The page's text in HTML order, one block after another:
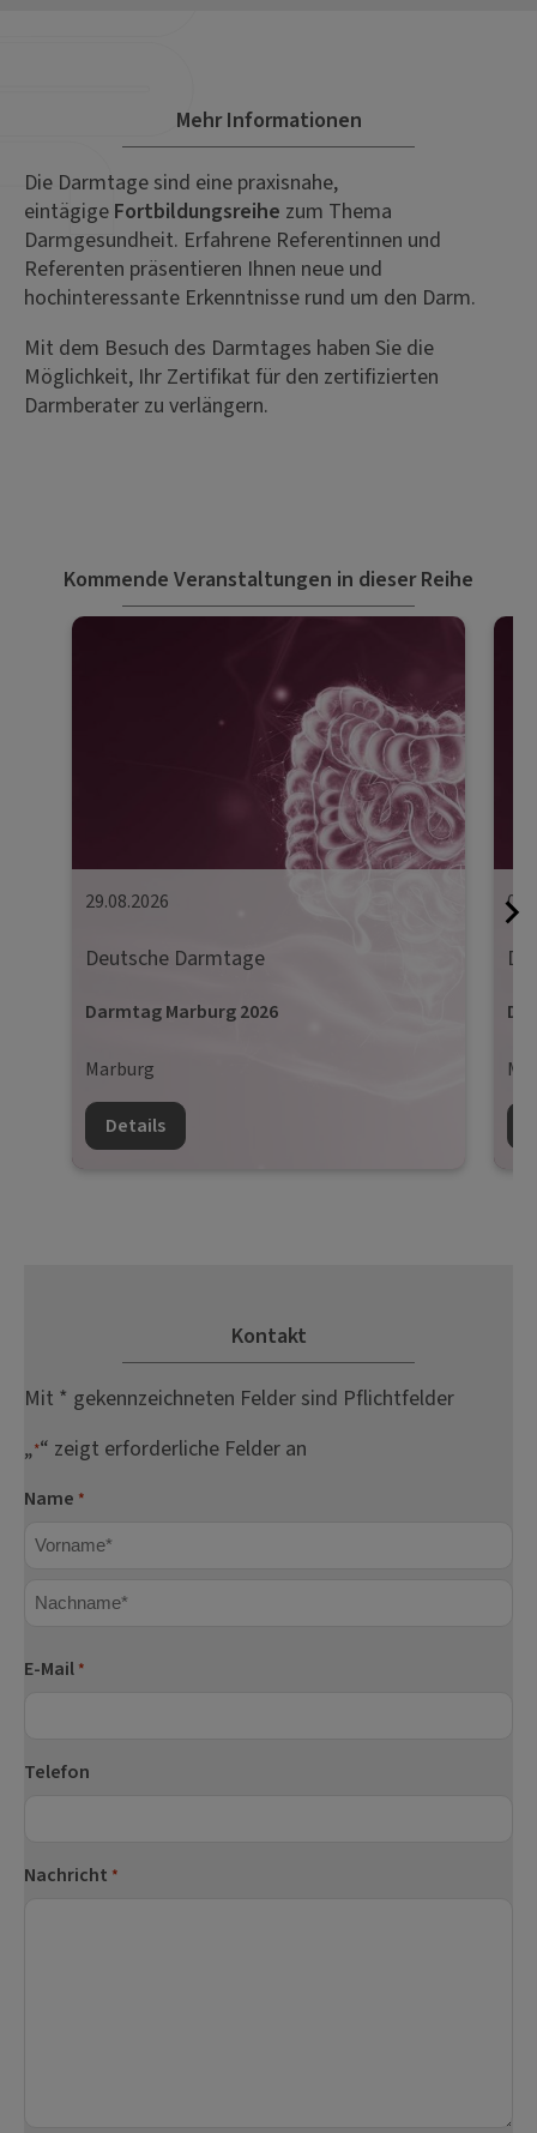
Mehr Informationen
Die Darmtage sind eine praxisnahe,
eintägige Fortbildungsreihe zum Thema
Darmgesundheit. Erfahrene Referentinnen und
Referenten präsentieren Ihnen neue und
hochinteressante Erkenntnisse rund um den Darm.
Mit dem Besuch des Darmtages haben Sie die
Möglichkeit, Ihr Zertifikat für den zertifizierten
Darmberater zu verlängern.
Kommende Veranstaltungen in dieser Reihe
29.08.2026
Deutsche Darmtage
Darmtag Marburg 2026
Marburg
Details
Kontakt
Mit * gekennzeichneten Felder sind Pflichtfelder
„*“ zeigt erforderliche Felder an
Name *
E-Mail *
Telefon
Nachricht *